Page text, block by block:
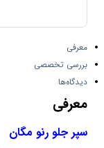
معرفی
بررسی تخصصی
دیدگاه‌ها
معرفی
سپر جلو رنو مگان